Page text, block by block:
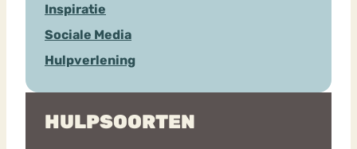
Inspiratie
Sociale Media
Hulpverlening
HULPSOORTEN